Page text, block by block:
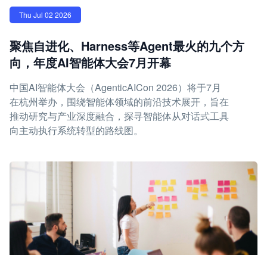
Thu Jul 02 2026
聚焦自进化、Harness等Agent最火的九个方
向，年度AI智能体大会7月开幕
中国AI智能体大会（AgenticAICon 2026）将于7月
在杭州举办，围绕智能体领域的前沿技术展开，旨在
推动研究与产业深度融合，探寻智能体从对话式工具
向主动执行系统转型的路线图。